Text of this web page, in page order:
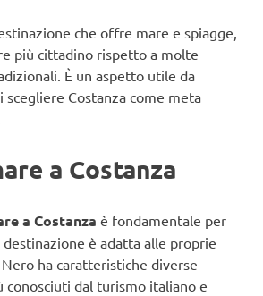
che offre mare e spiagge,
più cittadino rispetto a molte
È un aspetto utile da
scegliere Costanza come meta
a Costanza
a Costanza è fondamentale per
è adatta alle proprie
ha caratteristiche diverse
conosciuti dal turismo italiano e